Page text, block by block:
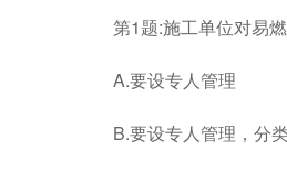
第1题:施工单位对易
A.要设专人管理
B.要设专人管理，分